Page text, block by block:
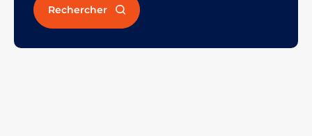
Rechercher